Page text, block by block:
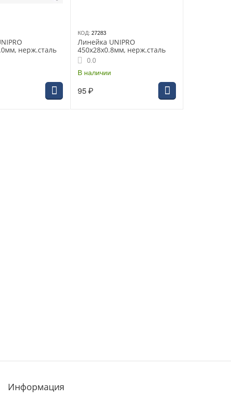
нерж.сталь
КОД: 27283
Линейка UNIPRO
450х28х0.8мм, нерж.сталь
0.0
В наличии
95₽
Информация